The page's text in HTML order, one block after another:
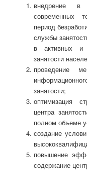
внедрение в
современных
период
службы
в активных и
занятости
проведение
занятости;
оптимизация
центра
полном объеме
создание
повышение
содержание